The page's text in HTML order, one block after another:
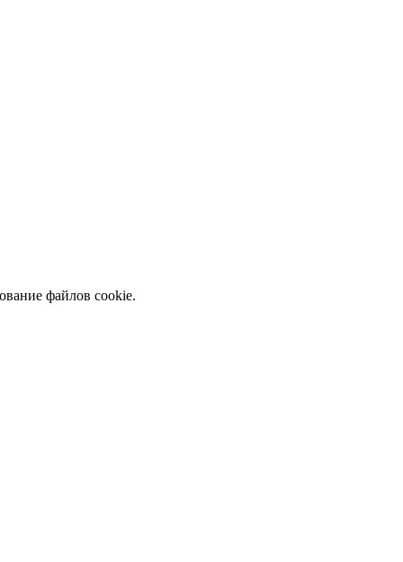
файлов cookie.